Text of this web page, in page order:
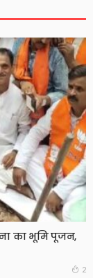
का भूमि पूजन,
2